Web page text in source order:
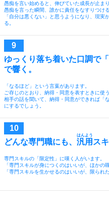
愚痴を言い始めると、伸びていた成長が止まり
愚痴を言った瞬間、誰かに責任をなすりつけ
「自分は悪くない」と思うようになり、現実
る。
ゆっくり落ち着いた口調で
で響く。
「なるほど」という言葉があります。
ご存じのとおり、納得・同意を表すときに使
相手の話を聞いて、納得・同意ができれば「
にするでしょう。
どんな専門職にも、 汎用
はんよう
ス
専門スキルの「限定性」に嘆く人がいます。
「専門スキルが身につくのはいいが、ほかの
「専門スキルを生かせるのはいいが、限られ